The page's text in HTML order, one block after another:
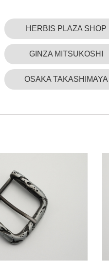
HERBIS PLAZA SHOP
GINZA MITSUKOSHI
OSAKA TAKASHIMAYA